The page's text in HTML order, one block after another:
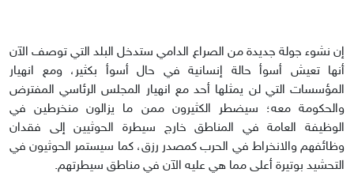
إن نشوء جولة جديدة من الصراع الدامي ستدخل البلد التي توصف الآن
أنها تعيش أسوأ حالة إنسانية في حال أسوأ بكثير، ومع انهيار
المؤسسات التي لن يمثلها أحد مع انهيار المجلس الرئاسي المفترض
والحكومة معه؛ سيضطر الكثيرون ممن ما يزالون منخرطين في
الوظيفة العامة في المناطق خارج سيطرة الحوثيين إلى فقدان
وظائفهم والانخراط في الحرب كمصدر رزق، كما سيستمر الحوثيون في
التحشيد بوتيرة أعلى مما هي عليه الآن في مناطق سيطرتهم.